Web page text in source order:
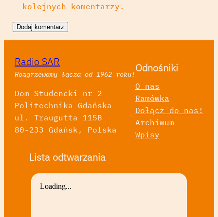
kolejnych komentarzy.
Radio SAR
Rozgrzewamy łącza od 1962 roku!
Dom Studencki nr 2
Politechnika Gdańska
ul. Traugutta 115B
80-233 Gdańsk, Polska
Odnośniki
O nas
Ramówka
Dołącz do nas!
Archiwum
Wpisy
Lista odtwarzania